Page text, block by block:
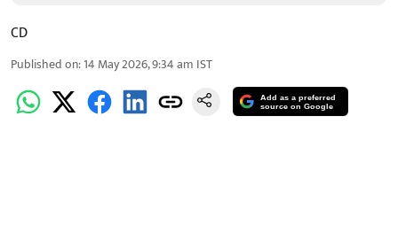
CD
Published on:14 May 2026, 9:34 am IST
Add as a preferred
source on Google